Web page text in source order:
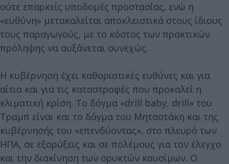
ούτε επαρκείς υποδομές προστασίας, ενώ η
«ευθύνη» μετακαλείται αποκλειστικά στους ίδιους
τους παραγωγούς, με το κόστος των πρακτικών
πρόληψης να αυξάνεται συνεχώς.
Η κυβέρνηση έχει καθοριστικές ευθύνες και για
αίτια και για τις καταστροφές που προκαλεί η
κλιματική κρίση. Το δόγμα «drill baby, drill» του
Τραμπ είναι και το δόγμα του Μητσοτάκη και της
κυβέρνησής του «επενδύοντας», στο πλευρό των
ΗΠΑ, σε εξορύξεις και σε πολέμους για τον έλεγχο
και την διακίνηση των ορυκτών καυσίμων. Ο